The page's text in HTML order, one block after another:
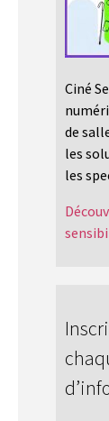
Ciné
de
les
les